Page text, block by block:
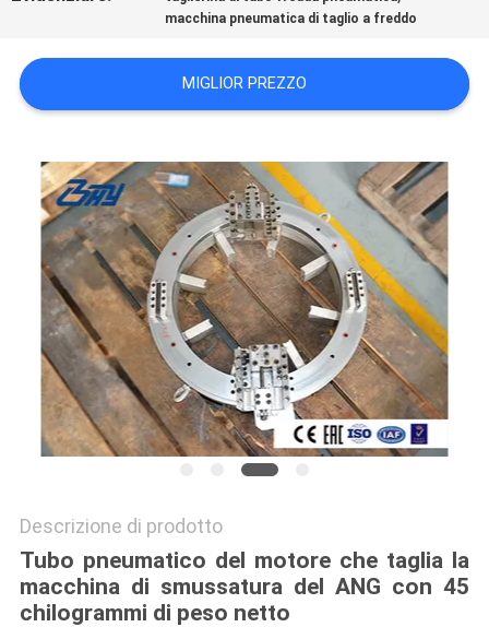
macchina pneumatica di taglio a freddo
MIGLIOR PREZZO
Descrizione di prodotto
Tubo pneumatico del motore che taglia la
macchina di smussatura del ANG con 45
chilogrammi di peso netto